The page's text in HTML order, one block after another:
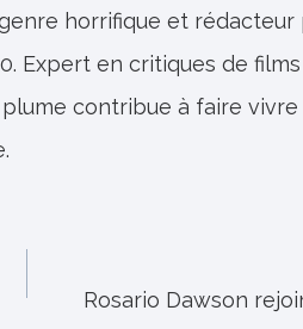
horrifique et rédacteur
Expert en critiques de
contribue à faire
Rosario Dawson